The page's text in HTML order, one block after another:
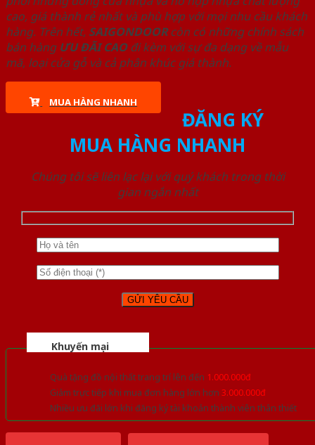
cao, giá thành rẻ nhất và phù hợp với mọi nhu cầu khách
hàng. Trên hết, SAIGONDOORcòn có những chính sách
bán hàng ƯU ĐÃI CAOđi kèm với sự đa dạng về mẫu
mã, loại cửa gỗ và cả phân khúc giá thành.
MUA HÀNG NHANH
ĐĂNG KÝ
MUA HÀNG NHANH
Chúng tôi sẽ liên lạc lại với quý khách trong thời
gian ngắn nhất
Khuyến mại
Quà tặng đồ nội thất trang trí lên đến 1.000.000đ
Giảm trực tiếp khi mua đơn hàng lớn hơn 3.000.000đ
Nhiều ưu đãi lớn khi đăng ký tài khoản thành viên thân thiết